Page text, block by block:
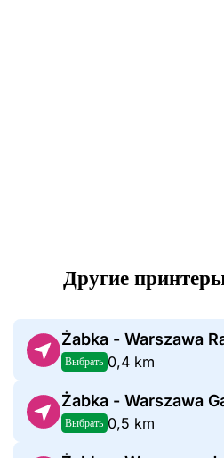
Другие
Żabka - Warszawa
Выбрать 0,4 km
Żabka - Warszawa
Выбрать 0,5 km